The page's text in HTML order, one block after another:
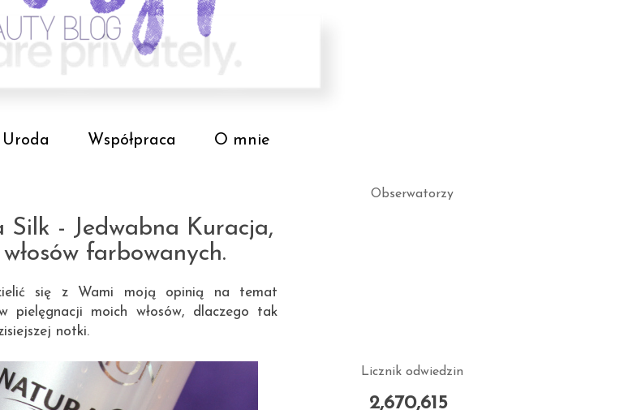
Uroda Współpraca O mnie
- Jedwabna Kuracja,
farbowanych.
się z Wami moją opinią na temat
pielęgnacji moich włosów, dlaczego tak
notki.
Obserwatorzy
Licznik odwiedzin
2,670,615